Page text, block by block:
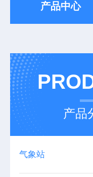
产品中心
产品
气象站